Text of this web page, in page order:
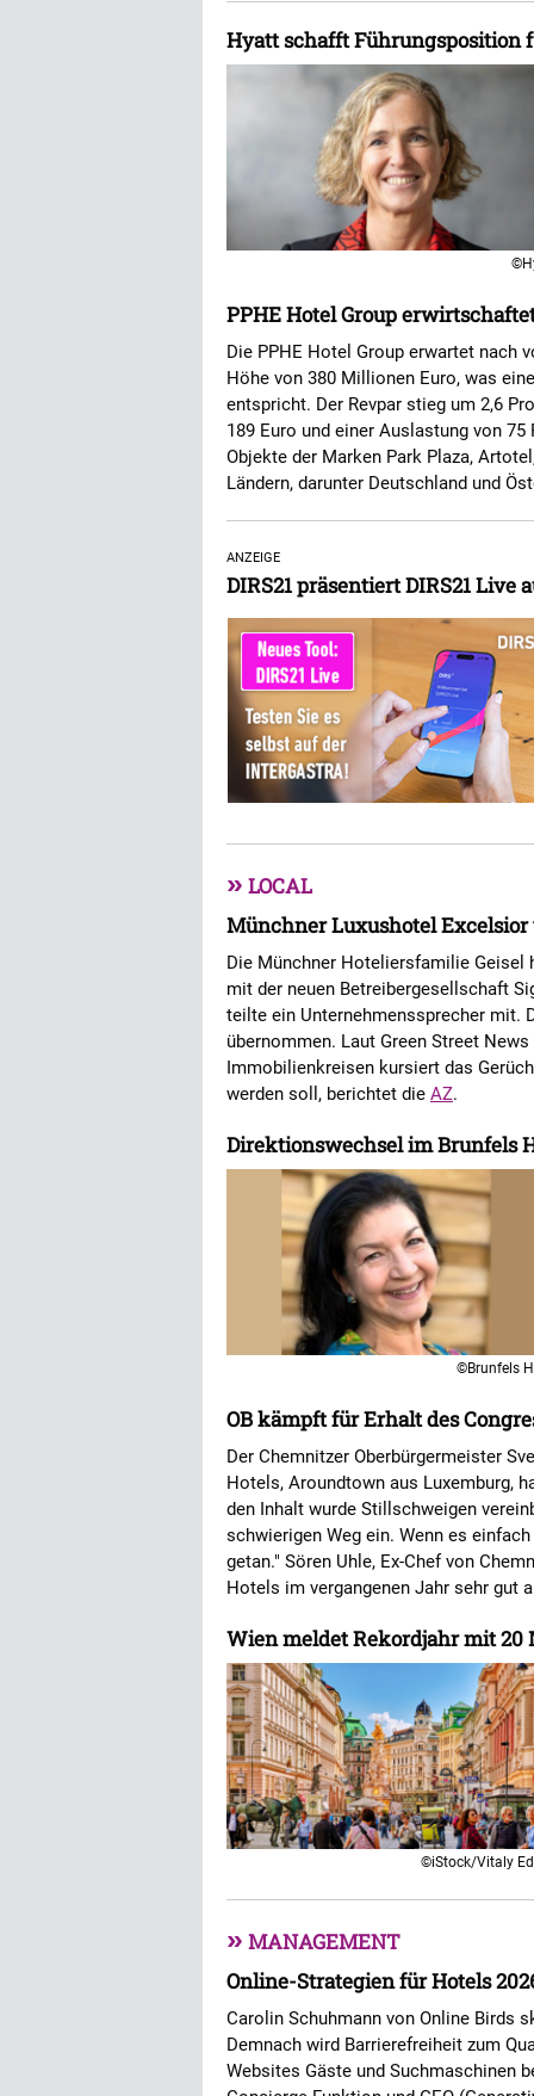
Hyatt schafft Führungsposition
PPHE Hotel Group
Die PPHE Hotel Group erwartet nach
Höhe von 380 Millionen Euro, was
entspricht. Der Revpar stieg um 2,6
189 Euro und einer Auslastung von
Objekte der Marken Park Plaza,
Ländern, darunter Deutschland und
ANZEIGE
DIRS21 präsentiert DIRS21 Live
» LOCAL
Münchner Luxushotel
Die Münchner Hoteliersfamilie
mit der neuen Betreibergesellschaft
teilte ein Unternehmenssprecher mit.
übernommen. Laut Green Street
Immobilienkreisen kursiert das
werden soll, berichtet die AZ.
Direktionswechsel im Brunfels
©Brunfels
OB kämpft für Erhalt des
Der Chemnitzer Oberbürgermeister
Hotels, Aroundtown aus Luxemburg,
den Inhalt wurde Stillschweigen
schwierigen Weg ein. Wenn es
getan." Sören Uhle, Ex-Chef von
Hotels im vergangenen Jahr sehr gut
Wien meldet Rekordjahr mit
©iStock/Vitaly
» MANAGEMENT
Online-Strategien für Hotels
Carolin Schuhmann von Online Birds
Demnach wird Barrierefreiheit zum
Websites Gäste und Suchmaschinen